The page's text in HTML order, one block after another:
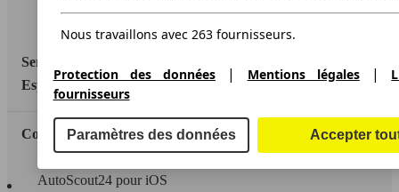
Service
Espace Pro
Contact
AutoScout24 pour iOS
Nous travaillons avec 263 fournisseurs.
Protection des données | Mentions légales|
fournisseurs
Paramètres des données Accepter